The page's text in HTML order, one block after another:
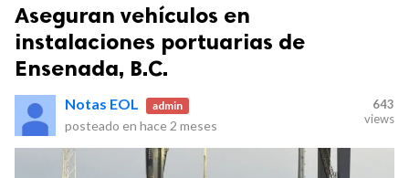
Aseguran vehículos en
instalaciones portuarias de
Ensenada, B.C.
Notas EOL admin
posteado en hace 2 meses
643
views